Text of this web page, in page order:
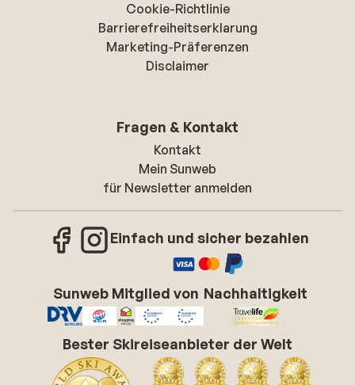
Cookie-Richtlinie
Barrierefreiheitserklarung
Marketing-Präferenzen
Disclaimer
Fragen & Kontakt
Kontakt
Mein Sunweb
für Newsletter anmelden
Einfach und sicher bezahlen
Sunweb Mitglied von Nachhaltigkeit
Bester Skireiseanbieter der Welt